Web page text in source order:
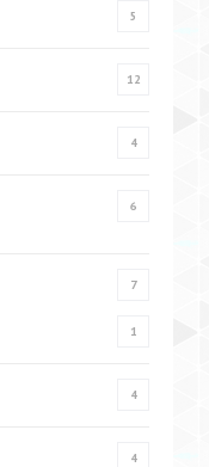
5
12
4
6
7
1
4
4